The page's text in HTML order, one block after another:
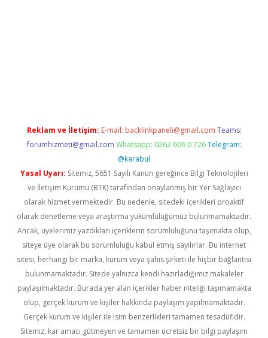
Reklam ve İletişim: E-mail: backlinkpaneli@gmail.com Teams:
forumhizmeti@gmail.com Whatsapp: 0262 606 0 726 Telegram:
@karabul
Yasal Uyarı: Sitemiz, 5651 Sayılı Kanun gereğince Bilgi Teknolojileri
ve İletişim Kurumu (BTK) tarafından onaylanmış bir Yer Sağlayıcı
olarak hizmet vermektedir. Bu nedenle, sitedeki içerikleri proaktif
olarak denetleme veya araştırma yükümlülüğümüz bulunmamaktadır.
Ancak, üyelerimiz yazdıkları içeriklerin sorumluluğunu taşımakta olup,
siteye üye olarak bu sorumluluğu kabul etmiş sayılırlar. Bu internet
sitesi, herhangi bir marka, kurum veya şahıs şirketi ile hiçbir bağlantısı
bulunmamaktadır. Sitede yalnızca kendi hazırladığımız makaleler
paylaşılmaktadır. Burada yer alan içerikler haber niteliği taşımamakta
olup, gerçek kurum ve kişiler hakkında paylaşım yapılmamaktadır.
Gerçek kurum ve kişiler ile isim benzerlikleri tamamen tesadüfidir.
Sitemiz, kar amacı gütmeyen ve tamamen ücretsiz bir bilgi paylaşım